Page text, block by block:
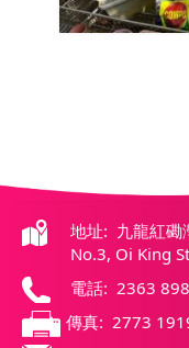
地址: 九龍紅磡
No.3, Oi King
電話: 2363
傳真: 2773